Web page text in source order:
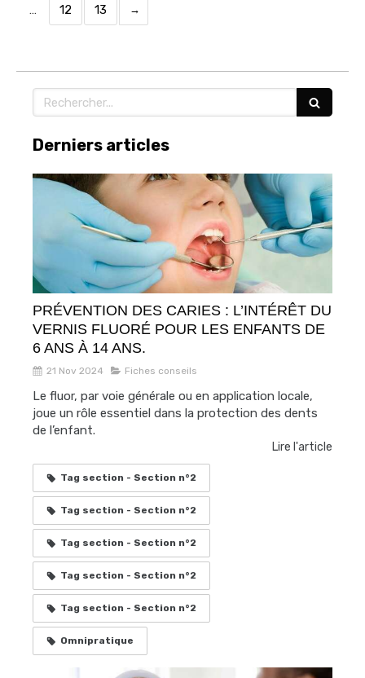
… 12 13
Rechercher
Derniers articles
PRÉVENTION DES CARIES : L’INTÉRÊT DU
VERNIS FLUORÉ POUR LES ENFANTS DE
6 ANS À 14 ANS.
21 Nov 2024 Fiches conseils
Le fluor, par voie générale ou en application locale,
joue un rôle essentiel dans la protection des dents
de l’enfant.
Lire l'article
Tag section - Section n°2
Tag section - Section n°2
Tag section - Section n°2
Tag section - Section n°2
Tag section - Section n°2
Omnipratique